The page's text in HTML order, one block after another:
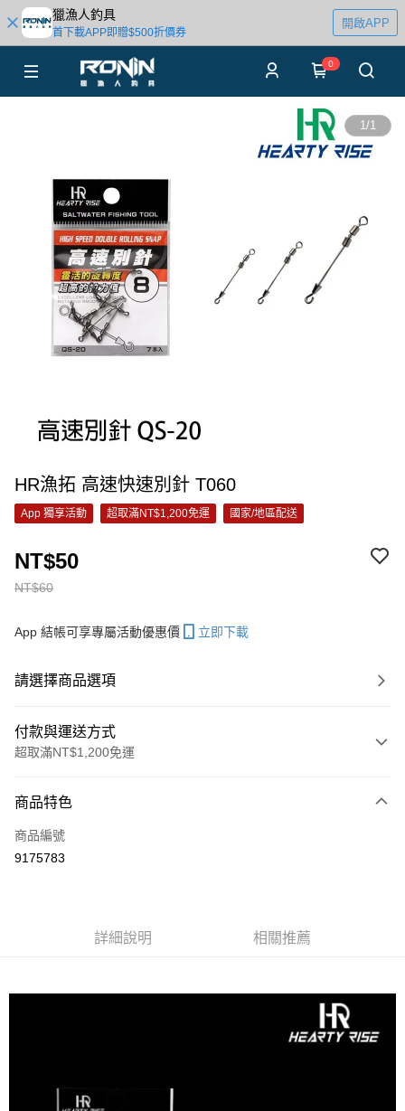
獵漁人釣具
首下載APP即贈$500折價券
開啟APP
0
1/1
HR漁拓 高速快速別針 T060
App 獨享活動 超取滿NT$1,200免運 國家/地區配送
NT$60
NT$50
App 結帳可享專屬活動優惠價 立即下載
請選擇商品選項
付款與運送方式
超取滿NT$1,200免運
信用卡一次付款
信用卡分期付款
上海商業儲蓄銀行
台北富邦商業銀行
台灣樂天信用卡公司
【大哥付你分期使用說明】
1.本服務由台灣大哥大提供，台灣大哥大用戶可立即使用無須另外申請。
AFTEE先享後付
商品特色
商品編號
9175783
詳細說明 相關推薦